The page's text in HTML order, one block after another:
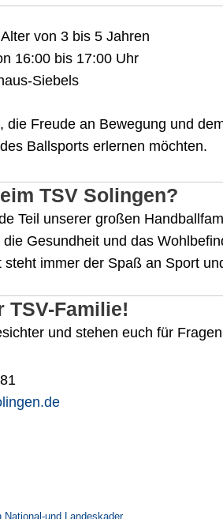
von 3 bis 5 Jahren
16:00 bis 17:00 Uhr
Siebels
die Freude an Bewegung und
Ballsports erlernen möchten.
TSV Solingen?
Teil unserer großen
die Gesundheit und das
steht immer der Spaß an Sport
TSV-Familie!
und stehen euch für
und Landeskader